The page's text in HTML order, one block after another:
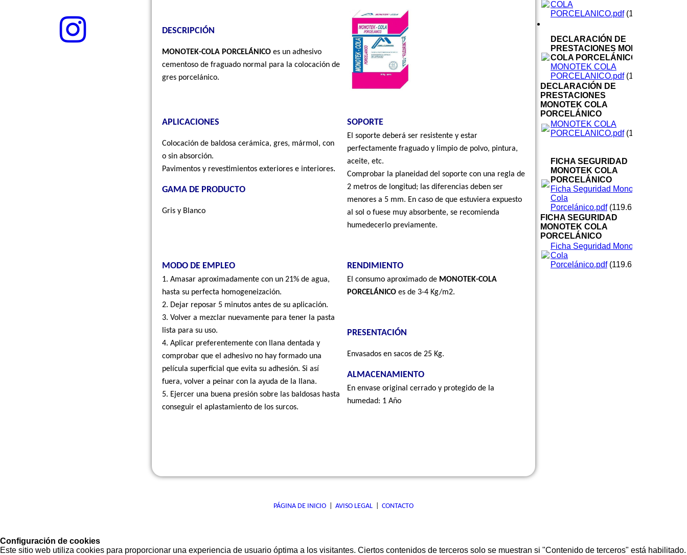
DESCRIPCIÓN
MONOTEK-COLA PORCELÁNICO es un adhesivo
cementoso de fraguado normal para la colocación de
gres porcelánico.
APLICACIONES
Colocación de baldosa cerámica, gres, mármol, con
o sin absorción.
Pavimentos y revestimientos exteriores e interiores.
GAMA DE PRODUCTO
Gris y Blanco
SOPORTE
El soporte deberá ser resistente y estar
perfectamente fraguado y limpio de polvo, pintura,
aceite, etc.
Comprobar la planeidad del soporte con una regla de
2 metros de longitud; las diferencias deben ser
menores a 5 mm. En caso de que estuviera expuesto
al sol o fuese muy absorbente, se recomienda
humedecerlo previamente.
MODO DE EMPLEO
1. Amasar aproximadamente con un 21% de agua,
hasta su perfecta homogeneización.
2. Dejar reposar 5 minutos antes de su aplicación.
3. Volver a mezclar nuevamente para tener la pasta
lista para su uso.
4. Aplicar preferentemente con llana dentada y
comprobar que el adhesivo no hay formado una
película superficial que evita su adhesión. Si así
fuera, volver a peinar con la ayuda de la llana.
5. Ejercer una buena presión sobre las baldosas hasta
conseguir el aplastamiento de los surcos.
RENDIMIENTO
El consumo aproximado de MONOTEK-COLA
PORCELÁNICO es de 3-4 Kg/m2.
PRESENTACIÓN
Envasados en sacos de 25 Kg.
ALMACENAMIENTO
En envase original cerrado y protegido de la
humedad: 1 Año
PÁGINA DE INICIO AVISO LEGAL CONTACTO
Adhesivo Cementoso para colocación gres porcelánico –
C1TES1
DESCRIPCIÓN
MONOTEK-COLA PORCELÁNICO
cementoso de fraguado normal para la colocación de
gres porcelánico.
Pavimentos y revestimientos exteriores e interiores.
Comprobar la planeidad del soporte con una regla de
menores a 5 mm. En caso de que estuviera expuesto
COLA
PORCELANICO.pdf(154.1KB)
DECLARACIÓN DE
PRESTACIONES MONOTEK
COLA PORCELÁNICO
MONOTEK COLA
PORCELANICO.pdf(131.25KB)
DECLARACIÓN DE
PRESTACIONES
MONOTEK COLA
PORCELÁNICO
MONOTEK COLA
PORCELANICO.pdf(131.25KB)
FICHA SEGURIDAD
MONOTEK COLA
PORCELÁNICO
Ficha Seguridad Monotek
Cola
Porcelánico.pdf(119.62KB)
FICHA SEGURIDAD
MONOTEK COLA
PORCELÁNICO
Ficha Seguridad Monotek
Cola
Porcelánico.pdf(119.62KB)
Configuración de cookies
Este sitio web utiliza cookies para proporcionar una experiencia de usuario óptima a los visitantes. Ciertos contenidos de terceros solo se muestran si "Contenido de terceros" está habilitado.